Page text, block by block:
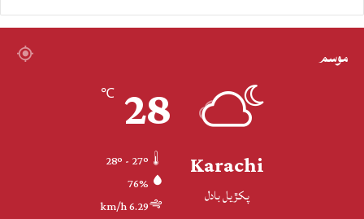
موسم
Karachi
پکڙيل بادل
28
℃
76%
6.29 km/h